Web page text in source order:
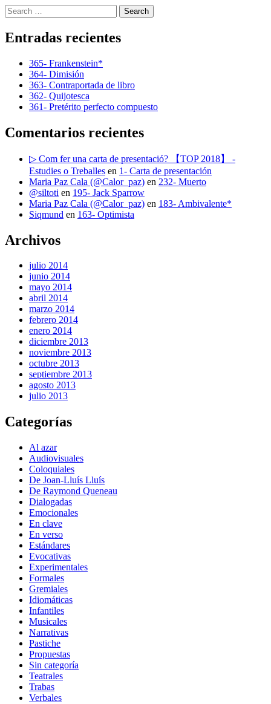
Search
Entradas recientes
365- Frankenstein*
364- Dimisión
363- Contraportada de libro
362- Quijotesca
361- Pretérito perfecto compuesto
Comentarios recientes
▷ Com fer una carta de presentació? 【TOP 2018】 -
Estudies o Treballes en 1- Carta de presentación
Maria Paz Cala (@Calor_paz) en 232- Muerto
@siltoti en 195- Jack Sparrow
Maria Paz Cala (@Calor_paz) en 183- Ambivalente*
Siqmund en 163- Optimista
Archivos
julio 2014
junio 2014
mayo 2014
abril 2014
marzo 2014
febrero 2014
enero 2014
diciembre 2013
noviembre 2013
octubre 2013
septiembre 2013
agosto 2013
julio 2013
Categorías
Al azar
Audiovisuales
Coloquiales
De Joan-Lluís Lluís
De Raymond Queneau
Dialogadas
Emocionales
En clave
En verso
Estándares
Evocativas
Experimentales
Formales
Gremiales
Idiomáticas
Infantiles
Musicales
Narrativas
Pastiche
Propuestas
Sin categoría
Teatrales
Trabas
Verbales